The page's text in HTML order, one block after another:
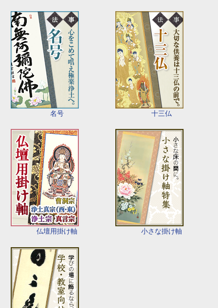
名号 十三仏
仏壇用掛け軸 小さな掛け軸